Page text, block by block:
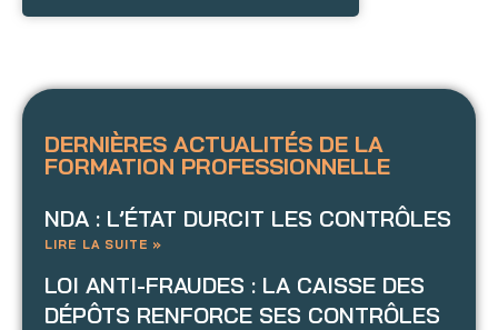
DERNIÈRES ACTUALITÉS DE LA
FORMATION PROFESSIONNELLE
NDA : L’ÉTAT DURCIT LES CONTRÔLES
LIRE LA SUITE »
LOI ANTI-FRAUDES : LA CAISSE DES
DÉPÔTS RENFORCE SES CONTRÔLES